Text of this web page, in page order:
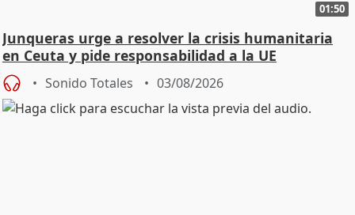
01:50
Junqueras urge a resolver la crisis humanitaria
en Ceuta y pide responsabilidad a la UE
Sonido Totales 03/08/2026